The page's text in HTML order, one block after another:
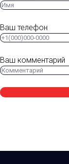
Ваш телефон
Ваш комментарий